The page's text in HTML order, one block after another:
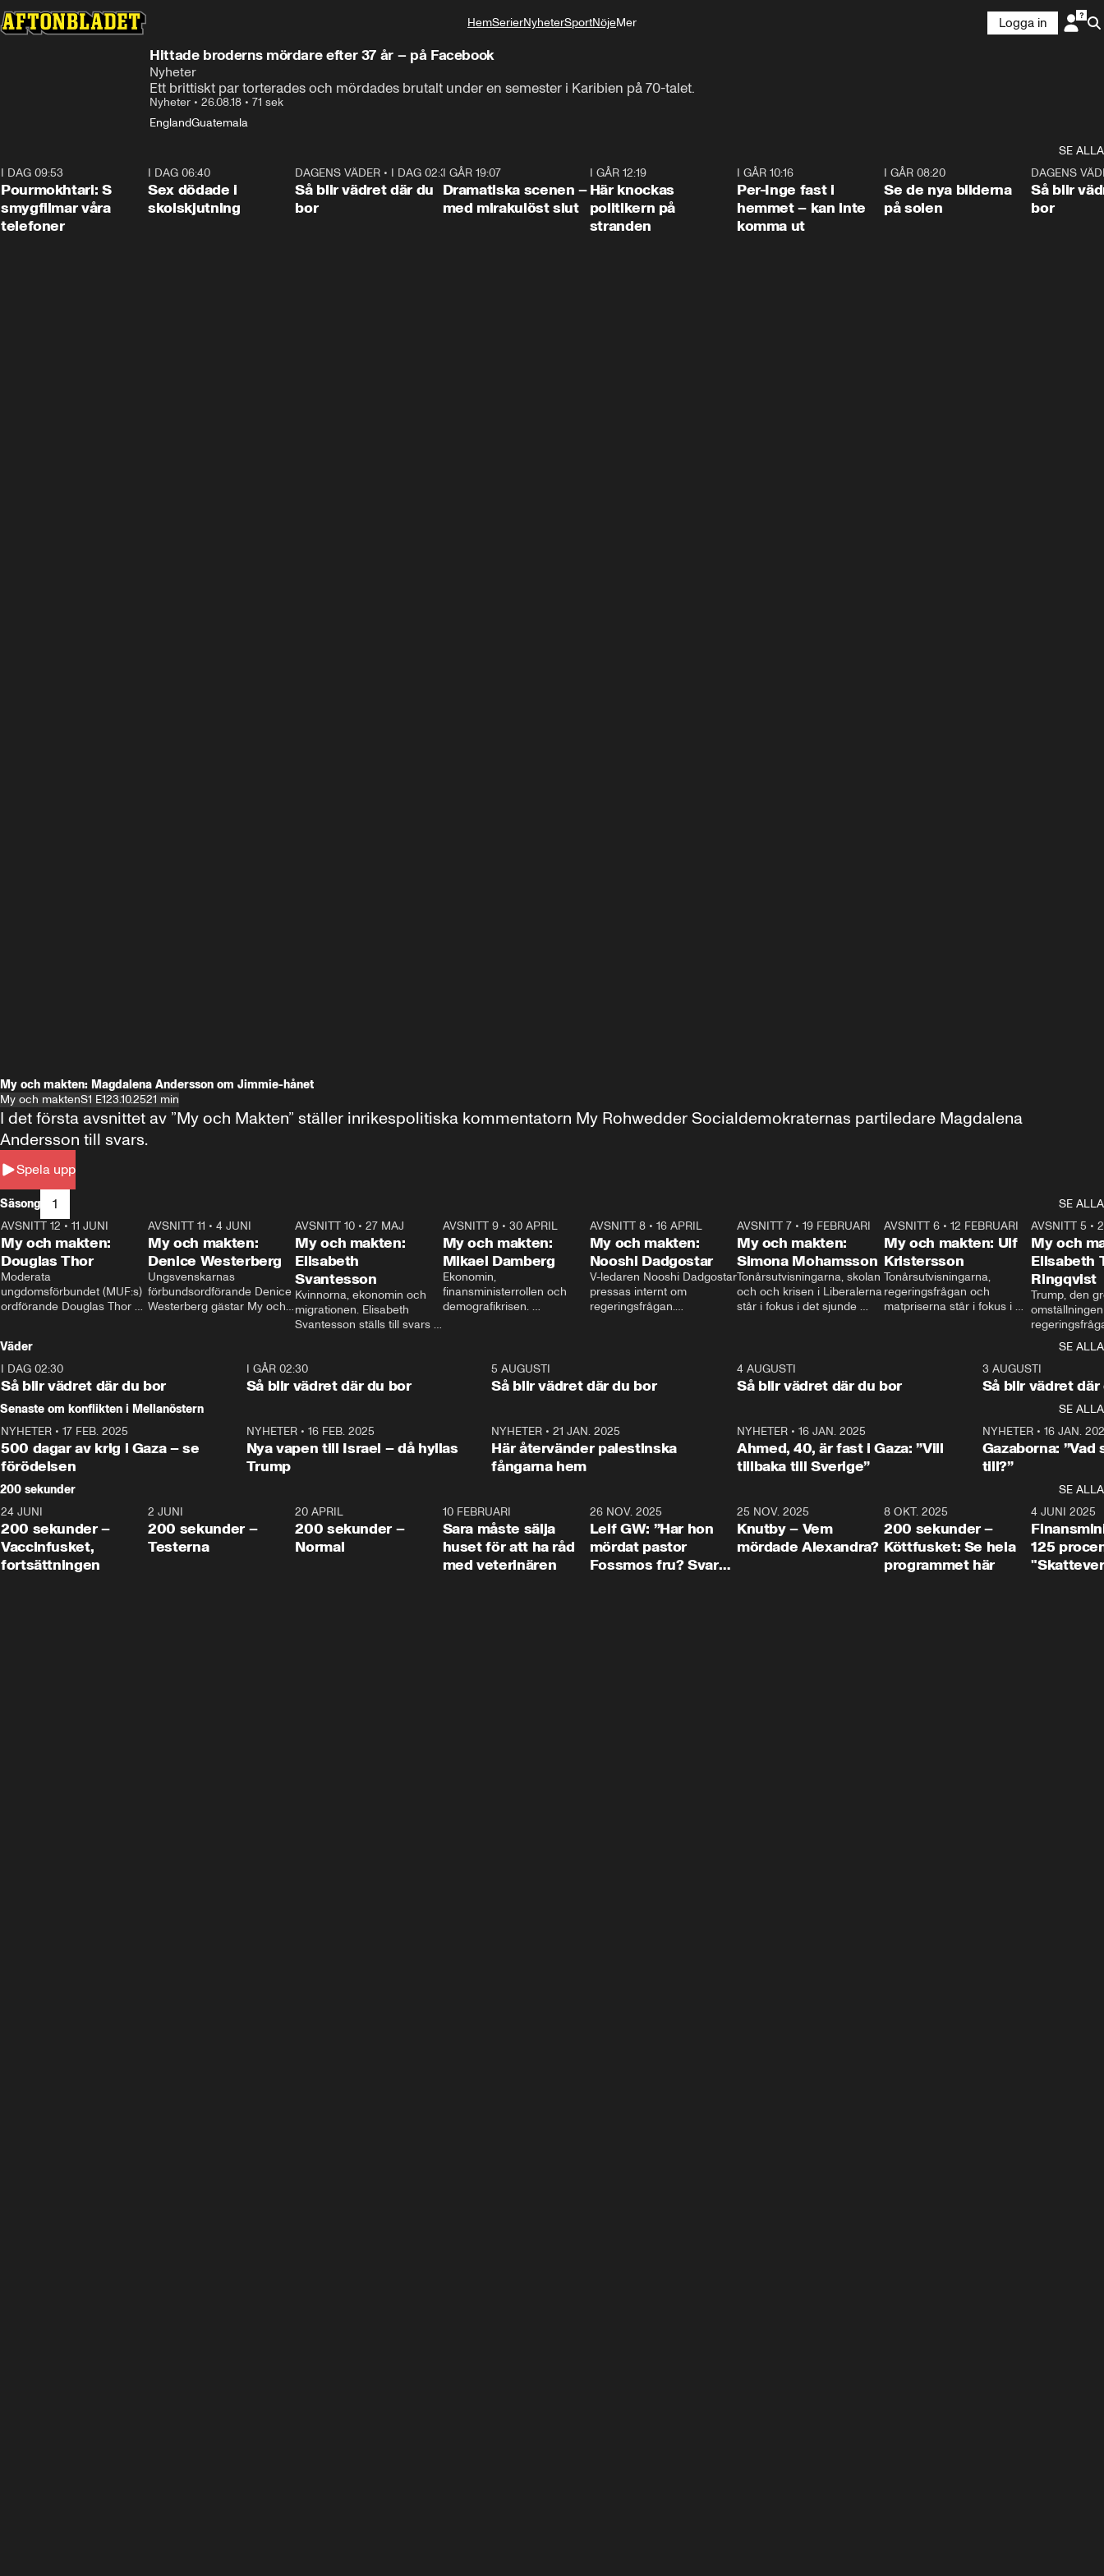
HemSerierNyheterSportNöjeMer
Logga in
Hittade broderns mördare efter 37 år – på Facebook
Nyheter
Ett brittiskt par torterades och mördades brutalt under en semester i Karibien på 70-talet.
Nyheter • 26.08.18 • 71 sek
EnglandGuatemala
SE ALLA
I DAG 09:53
Pourmokhtari: S
smygfilmar våra
telefoner
I DAG 06:40
Sex dödade i
skolskjutning
1:06
DAGENS VÄDER • I DAG 02:30
Så blir vädret där du
bor
I GÅR 19:07
Dramatiska scenen –
med mirakulöst slut
I GÅR 12:19
Här knockas
politikern på
stranden
I GÅR 10:16
Per-Inge fast i
hemmet – kan inte
komma ut
I GÅR 08:20
Se de nya bilderna
på solen
DAGENS
Så blir
bor
My och makten: Magdalena Andersson om Jimmie-hånet
My och maktenS1 E123.10.2521 min
Spela upp
I det första avsnittet av ”My och Makten” ställer inrikespolitiska kommentatorn My Rohwedder Socialdemokraternas partiledare Magdalena
Andersson till svars.
Säsong 1
SE ALLA
26:27
AVSNITT 12 • 11 JUNI
My och makten:
Douglas Thor
Moderata
ungdomsförbundet (MUF:s)
ordförande Douglas Thor
tonårsutvisningarna och hur
Moderaterna ska locka
väljare till valet i höst.
23:40
AVSNITT 11 •4 JUNI
My och makten:
Denice Westerberg
Ungsvenskarnas
förbundsordförande Denice
Westerberg gästar My och
AVSNITT 10 •27 MAJ
My och makten:
Elisabeth
Svantesson
Kvinnorna, ekonomin och
migrationen. Elisabeth
Svantesson ställs till svars
AVSNITT 9• 30 APRIL
My och makten:
Mikael Damberg
Ekonomin,
finansministerrollen och
demografikrisen.
och Makten.
AVSNITT 8• 16 APRIL
My och makten:
Nooshi Dadgostar
V-ledaren Nooshi Dadgostar
pressas internt om
regeringsfrågan.
– Vi ställer upp i val. Ska vi
vara med så sitter vi förstås
24:30
AVSNITT 7• 19 FEBRUARI
My och makten:
Simona Mohamsson
Tonårsutvisningarna, skolan
och och krisen i Liberalerna
står i fokus i det sjunde
kommentator My
Rohwedder ställer
utbildnings- och
Mohamsson till svars.
27:30
AVSNITT 6 •12 FEBRUARI
My och makten: Ulf
Kristersson
Tonårsutvisningarna,
regeringsfrågan och
matpriserna står i fokus i
Rohwedder ställer
statsminister Ulf Kristersson
AVSNITT 5 •
My och
Elisabeth
Ringqvist
Trump, den
centrum i
avsnittet av
Makten”. Se
Aftonbladets
Rohwedder
Thand Ring
Väder
SE ALLA
I DAG 02:30
Så blir vädret där du bor
1:06
I GÅR 02:30
Så blir vädret där du bor
5 AUGUSTI
Så blir vädret där du bor
4 AUGUSTI
Så blir vädret där du bor
3 AUGUSTI
Så blir vädret där
Senaste om konflikten i Mellanöstern
SE ALLA
NYHETER • 17 FEB. 2025
500 dagar av krig i Gaza – se
förödelsen
NYHETER• 16 FEB. 2025
Nya vapen till Israel – då hyllas
Trump
NYHETER •21 JAN. 2025
Här återvänder palestinska
fångarna hem
NYHETER• 16 JAN. 2025
Ahmed, 40, är fast i Gaza: ”Vill
tillbaka till Sverige”
NYHETER• 16 JAN.
Gazaborna:
till?”
200 sekunder
SE ALLA
5:00
24 JUNI
200 sekunder –
Vaccinfusket,
fortsättningen
4:23
2 JUNI
200 sekunder –
Testerna
20 APRIL
200 sekunder –
Normal
10 FEBRUARI
Sara måste sälja
huset för att ha råd
med veterinären
26 NOV. 2025
Leif GW: ”Har hon
mördat pastor
Fossmos fru? Svar
31:05
25 NOV. 2025
Knutby – Vem
mördade Alexandra?
4:29
8 OKT. 2025
200 sekunder –
Köttfusket: Se hela
programmet här
4 JUNI 2025
125